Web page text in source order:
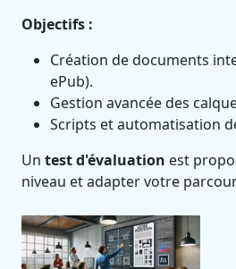
Objectifs :
Création de documents
ePub).
Gestion avancée des
Scripts et automatisation
Un test d'évaluation est
niveau et adapter votre